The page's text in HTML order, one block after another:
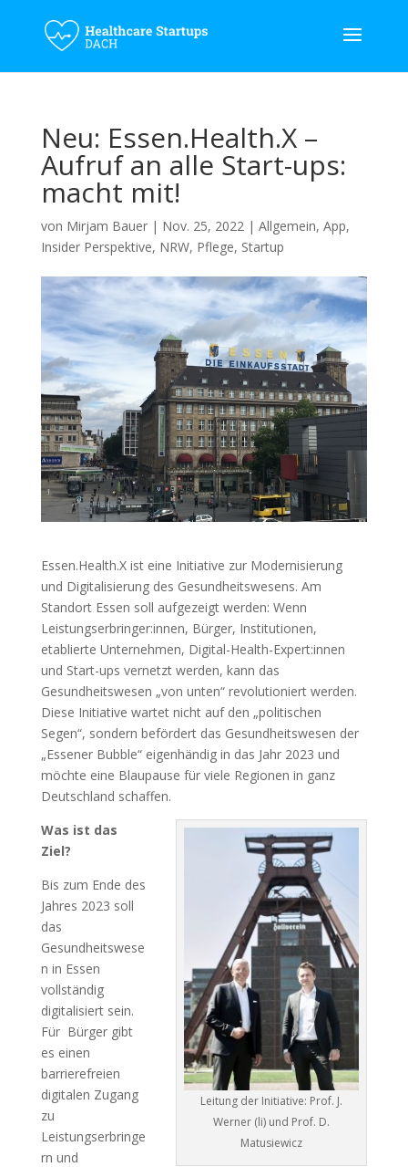
Neu: Essen.Health.X –
Aufruf an alle Start-ups:
macht mit!
von Mirjam Bauer| Nov. 25, 2022| Allgemein, App,
Insider Perspektive, NRW, Pflege, Startup
Essen.Health.X ist eine Initiative zur Modernisierung
und Digitalisierung des Gesundheitswesens. Am
Standort Essen soll aufgezeigt werden: Wenn
Leistungserbringer:innen, Bürger, Institutionen,
etablierte Unternehmen, Digital-Health-Expert:innen
und Start-ups vernetzt werden, kann das
Gesundheitswesen „von unten“ revolutioniert werden.
Diese Initiative wartet nicht auf den „politischen
Segen“, sondern befördert das Gesundheitswesen der
„Essener Bubble“ eigenhändig in das Jahr 2023 und
möchte eine Blaupause für viele Regionen in ganz
Deutschland schaffen.
Leitung der Initiative: Prof. J.
Werner (li) und Prof. D.
Matusiewicz
Was ist das
Ziel?
Bis zum Ende des
Jahres 2023 soll
das
Gesundheitswese
n in Essen
vollständig
digitalisiert sein.
Für Bürger gibt
es einen
barrierefreien
digitalen Zugang
zu
Leistungserbringe
rn und